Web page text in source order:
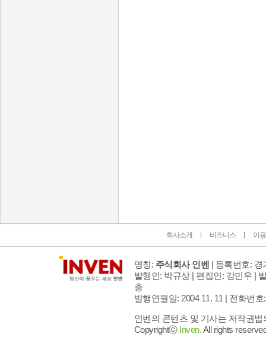
회사소개 비즈니스 이
명칭: 주식회사 인벤 | 등록번호: 경
발행인: 박규상 | 편집인: 강민우 |
층
발행연월일: 2004 11. 11 | 전화번호
인벤의 콘텐츠 및 기사는 저작권
Copyrightⓒ Inven.All rights